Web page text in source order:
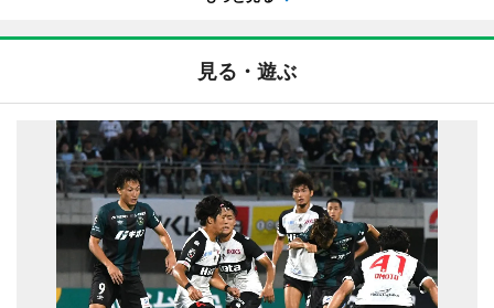
見る・遊ぶ